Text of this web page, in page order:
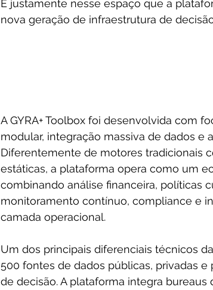
É justamente nesse espaço que a
nova geração de infraestrutura de
A GYRA+ Toolbox foi desenvolvida com
modular, integração massiva de dados e
Diferentemente de motores tradicionais
estáticas, a plataforma opera como um
combinando análise financeira, políticas
monitoramento contínuo, compliance e
camada operacional.
Um dos principais diferenciais técnicos
500 fontes de dados públicas, privadas
de decisão. A plataforma integra bureaus